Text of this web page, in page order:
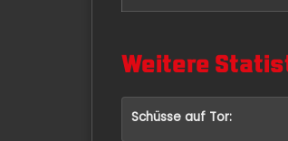
Weitere
Schüsse auf Tor: